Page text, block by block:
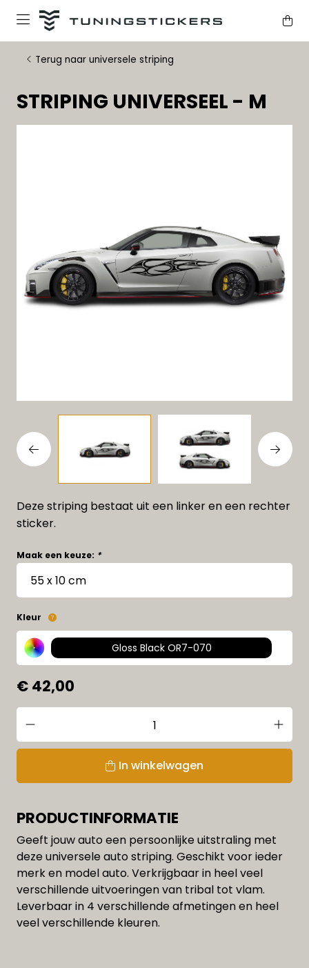
Terug naar universele striping
STRIPING UNIVERSEEL - M
Deze striping bestaat uit een linker en een rechter
sticker.
Maak een keuze: *
Kleur
Gloss Black OR7-070
€ 42,00
In winkelwagen
PRODUCTINFORMATIE
Geeft jouw auto een persoonlijke uitstraling met
deze universele auto striping. Geschikt voor ieder
merk en model auto. Verkrijgbaar in heel veel
verschillende uitvoeringen van tribal tot vlam.
Leverbaar in 4 verschillende afmetingen en heel
veel verschillende kleuren.